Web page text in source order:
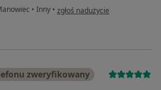
• Inny • w opinii użytkownika ER
zgłoś nadużycie
zweryfikowany